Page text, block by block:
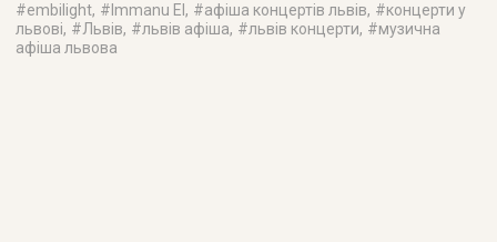
#embilight, # Immanu El , #афіша концертів львів, #концерти у
львові, #Львів, #львів афіша, #львів концерти, #музична
афіша львова